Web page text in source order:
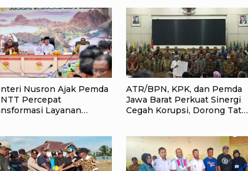
Nusron Ajak Pemda
Percepat
Layanan
ATR/BPN, KPK, dan Pemda
Jawa Barat Perkuat Sinergi
Cegah Korupsi, Dorong Tata